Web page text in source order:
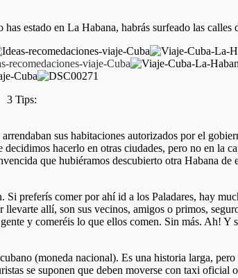
estado en La Habana, habrás surfeado las
3 Tips:
sus habitaciones autorizados por el
hacerlo en otras ciudades, pero no en la
que hubiéramos descubierto otra Habana de
preferís comer por ahí id a los Paladares, hay
allí, son sus vecinos, amigos o primos,
y comeréis lo que ellos comen. Sin más. Ah!
(moneda nacional). Es una historia larga,
se suponen que deben moverse con taxi